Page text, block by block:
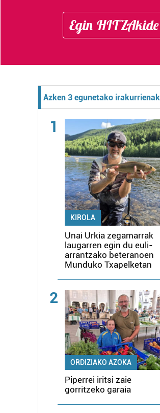
Egin HITZAkide
Azken 3 egunetako irakurrienak
1
KIROLA
Unai Urkia zegamarrak
laugarren egin du euli-
arrantzako beteranoen
Munduko Txapelketan
2
ORDIZIAKO AZOKA
Piperrei iritsi zaie
gorritzeko garaia